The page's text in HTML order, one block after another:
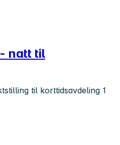
natt til
til korttidsavdeling 1